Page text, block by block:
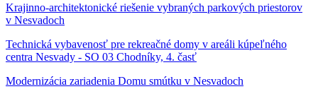
Krajinno-architektonické riešenie vybraných parkových priestorov
v Nesvadoch
Technická vybavenosť pre rekreačné domy v areáli kúpeľného
centra Nesvady - SO 03 Chodníky, 4. časť
Modernizácia zariadenia Domu smútku v Nesvadoch